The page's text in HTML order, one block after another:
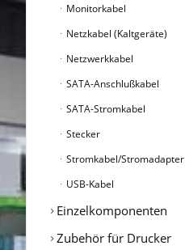
Monitorkabel
Netzkabel (Kaltgeräte)
Netzwerkkabel
SATA-Anschlußkabel
SATA-Stromkabel
Stecker
Stromkabel/Stromadapter
USB-Kabel
Einzelkomponenten
Zubehör für Drucker